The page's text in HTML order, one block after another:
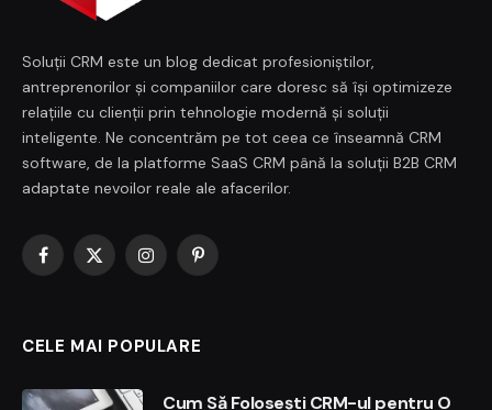
Soluții CRM este un blog dedicat profesioniștilor,
antreprenorilor și companiilor care doresc să își optimizeze
relațiile cu clienții prin tehnologie modernă și soluții
inteligente. Ne concentrăm pe tot ceea ce înseamnă CRM
software, de la platforme SaaS CRM până la soluții B2B CRM
adaptate nevoilor reale ale afacerilor.
Facebook
X
InstagramPinterest
CELE MAI POPULARE
Cum Să Folosești CRM-ul pentru O